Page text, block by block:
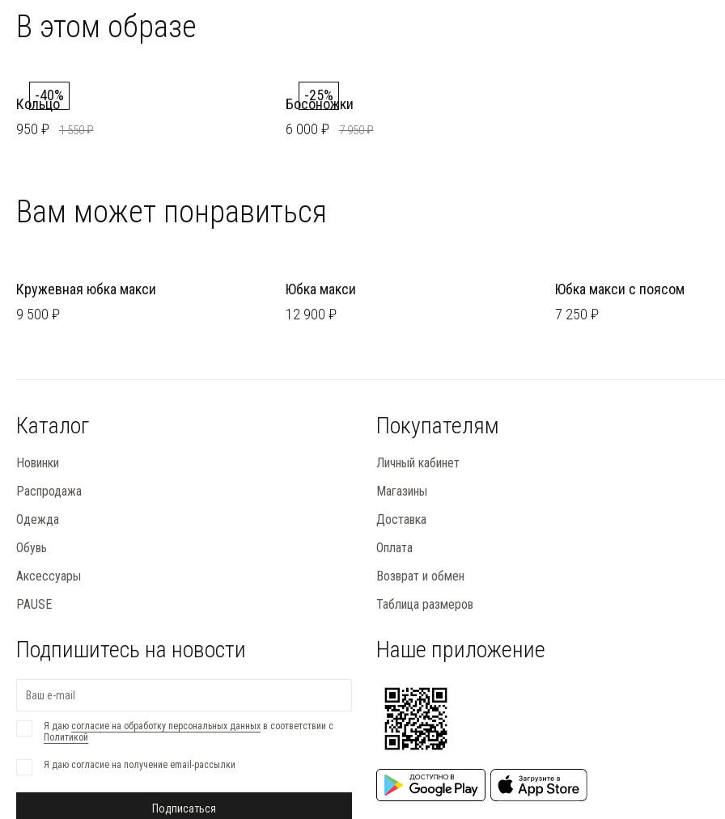
В этом образе
-40%
Кольцо
950 ₽
1 550 ₽
-25%
Босоножки
6 000 ₽
7 950 ₽
Вам может понравиться
Кружевная юбка макси
9 500 ₽
Юбка макси
12 900 ₽
Юбка макси с поясом
7 250 ₽
Каталог
Новинки
Распродажа
Одежда
Обувь
Аксессуары
PAUSE
Покупателям
Личный кабинет
Магазины
Доставка
Оплата
Возврат и обмен
Таблица размеров
Подпишитесь на новости
Я даю согласие на обработку персональных данных в соответствии с
Политикой
Я даю согласие на получение email-рассылки
Подписаться
Наше приложение